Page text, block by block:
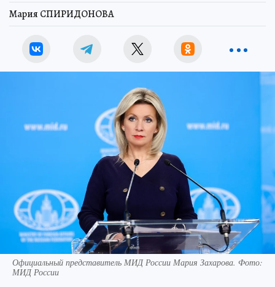
Мария СПИРИДОНОВА
Официальный представитель МИД России Мария Захарова. Фото:
МИД России